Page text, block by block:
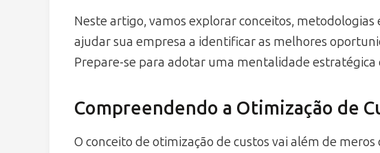
Neste artigo, vamos explorar conceitos, metodologias
ajudar sua empresa a identificar as melhores
Prepare-se para adotar uma mentalidade
Compreendendo a Otimização de
O conceito de otimização de custos vai além de